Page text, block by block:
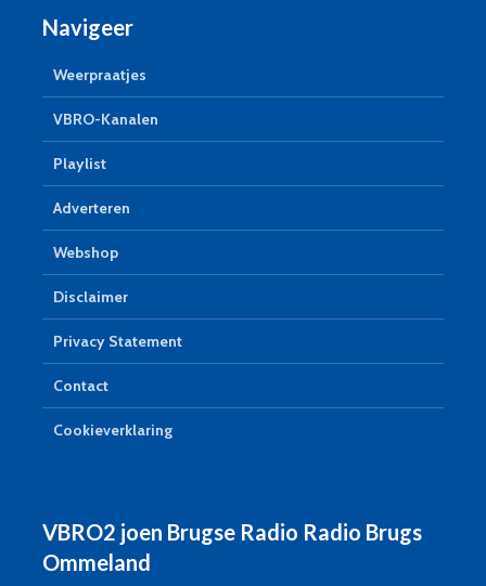
Navigeer
Weerpraatjes
VBRO-Kanalen
Playlist
Adverteren
Webshop
Disclaimer
Privacy Statement
Contact
Cookieverklaring
VBRO2 joen Brugse Radio Radio Brugs
Ommeland